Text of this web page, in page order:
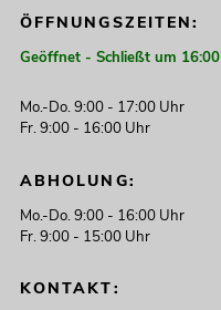
ÖFFNUNGSZEITEN:
Geöffnet - Schließt um 16:00
Mo.-Do. 9:00 - 17:00 Uhr
Fr. 9:00 - 16:00 Uhr
ABHOLUNG:
Mo.-Do. 9:00 - 16:00 Uhr
Fr. 9:00 - 15:00 Uhr
KONTAKT: